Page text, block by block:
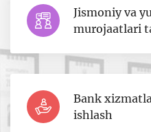
Jismoniy va
murojaatlari
Bank
ishlash